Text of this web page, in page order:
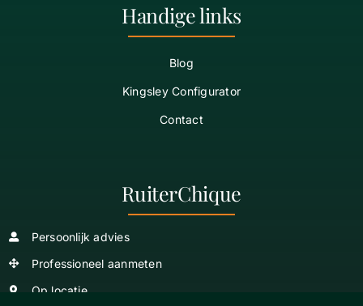
Handige links
Blog
Kingsley Configurator
Contact
RuiterChique
Persoonlijk advies
Professioneel aanmeten
Op locatie